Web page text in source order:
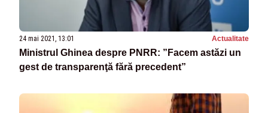
24 mai 2021, 13:01 Actualitate
Ministrul Ghinea despre PNRR: ”Facem astăzi un
gest de transparenţă fără precedent”